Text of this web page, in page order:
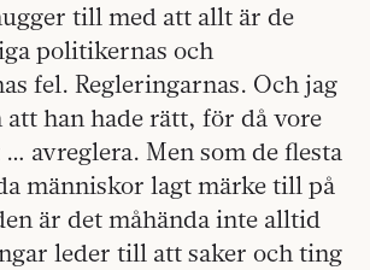
till med att allt är de
politikernas och
fel. Regleringarnas. Och jag
att han hade rätt, för då vore
avreglera. Men som de flesta
människor lagt märke till på
är det måhända inte alltid
leder till att saker och ting